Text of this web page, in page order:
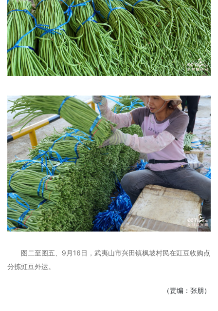
图二至图五、9月16日，武夷山市兴田镇枫坡村民在豇豆收购点
分拣豇豆外运。
（责编：张朋）